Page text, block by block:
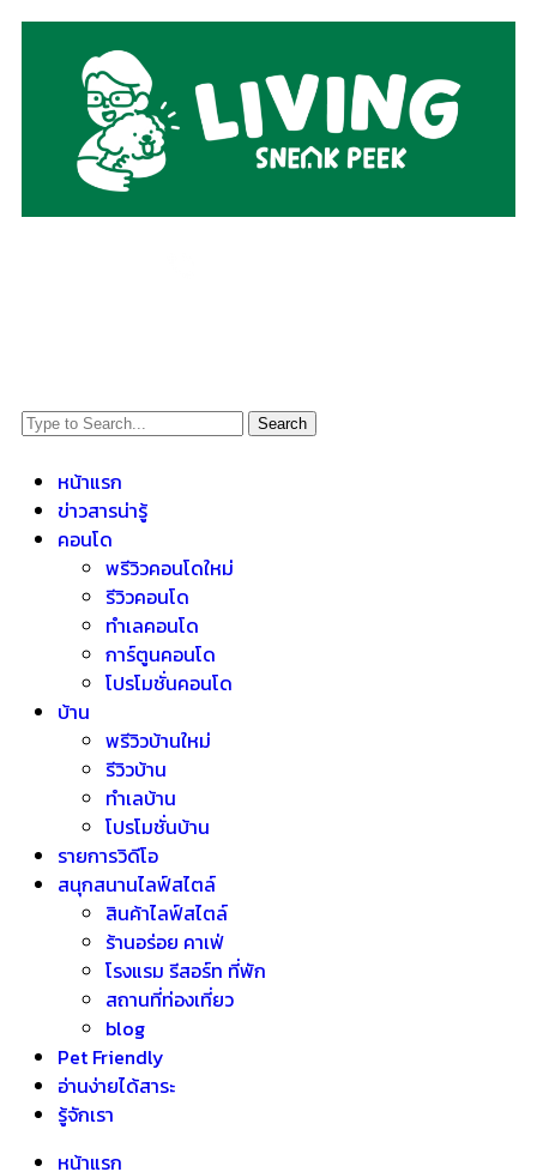
Search
หน้าแรก
ข่าวสารน่ารู้
คอนโด
พรีวิวคอนโดใหม่
รีวิวคอนโด
ทำเลคอนโด
การ์ตูนคอนโด
โปรโมชั่นคอนโด
บ้าน
พรีวิวบ้านใหม่
รีวิวบ้าน
ทำเลบ้าน
โปรโมชั่นบ้าน
รายการวิดีโอ
สนุกสนานไลฟ์สไตล์
สินค้าไลฟ์สไตล์
ร้านอร่อย คาเฟ่
โรงแรม รีสอร์ท ที่พัก
สถานที่ท่องเที่ยว
blog
Pet Friendly
อ่านง่ายได้สาระ
รู้จักเรา
หน้าแรก